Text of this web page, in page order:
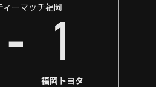
ィーマッチ福岡
- 1
福岡トヨタ